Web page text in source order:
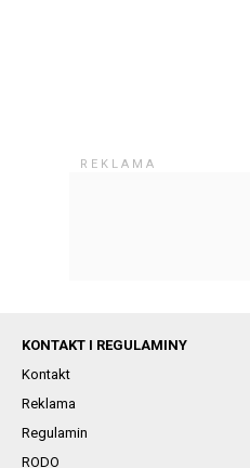
KONTAKT I REGULAMINY
Kontakt
Reklama
Regulamin
RODO